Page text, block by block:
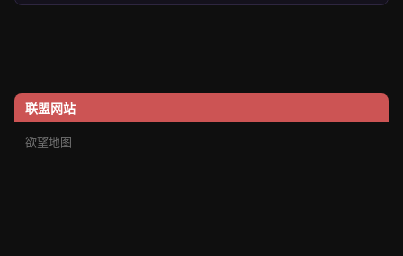
联盟网站
欲望地图